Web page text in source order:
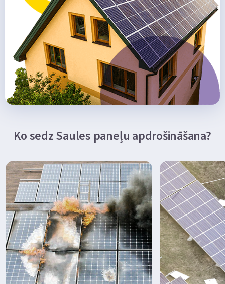
Ko sedz Saules paneļu apdrošināšana?